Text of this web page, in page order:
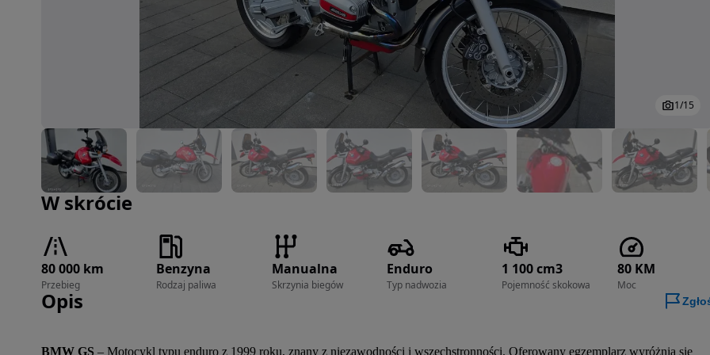
Zdjęcie 1 z 15
1/15
W skrócie
80 000 km
Przebieg
Benzyna
Rodzaj paliwa
Manualna
Skrzynia biegów
Enduro
Typ nadwozia
1 100 cm3
Pojemność skokowa
80 KM
Moc
Opis
BMW GS – Motocykl typu enduro z 1999 roku, znany z niezawodności i wszechstronności. Oferowany egzemplarz wyróżnia się